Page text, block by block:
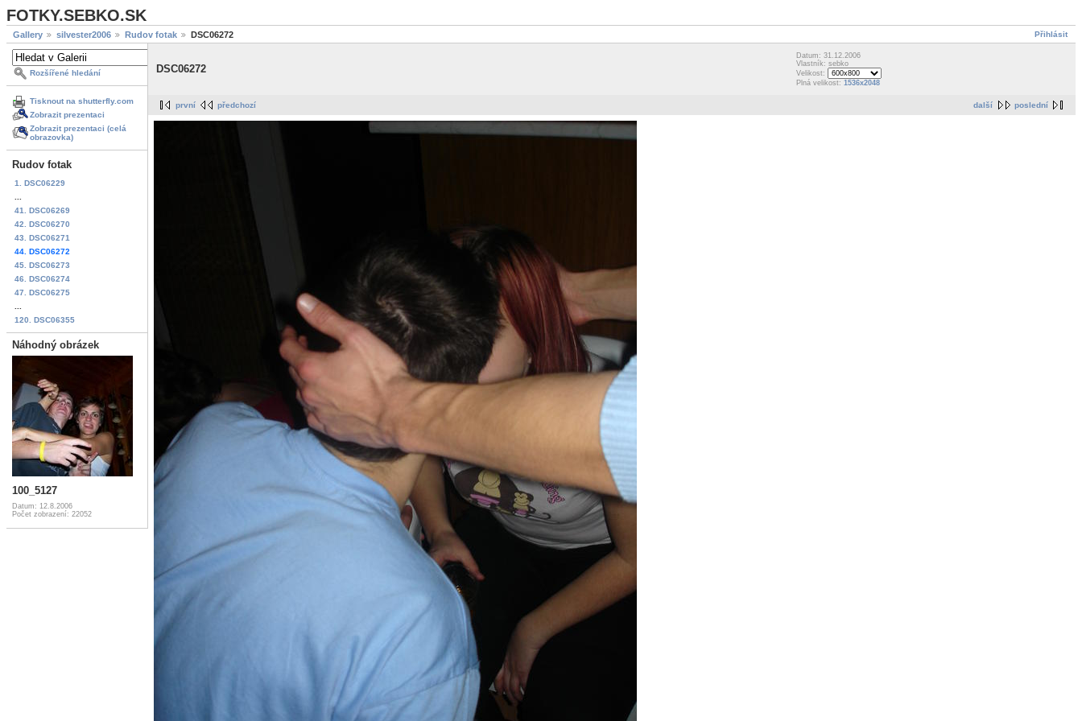
FOTKY.SEBKO.SK
Přihlásit
Gallery silvester2006 Rudov fotak DSC06272
Rozšířené hledání
Tisknout na shutterfly.com
Zobrazit prezentaci
Zobrazit prezentaci (celá
obrazovka)
Rudov fotak
1. DSC06229
41. DSC06269
42. DSC06270
43. DSC06271
44. DSC06272
45. DSC06273
46. DSC06274
47. DSC06275
120. DSC06355
Náhodný obrázek
100_5127
Datum: 12.8.2006
Počet zobrazení: 22052
DSC06272
Datum: 31.12.2006
Vlastník: sebko
Velikost:
Plná velikost: 1536x2048
další poslední
první předchozí